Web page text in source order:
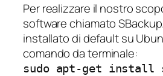
Per realizzare il nostro
software chiamato
installato di default su
comando da terminale:
sudo apt-get install